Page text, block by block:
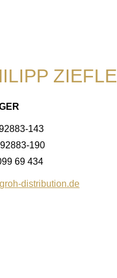
ZIEFLE
143
190
69 434
distribution.de